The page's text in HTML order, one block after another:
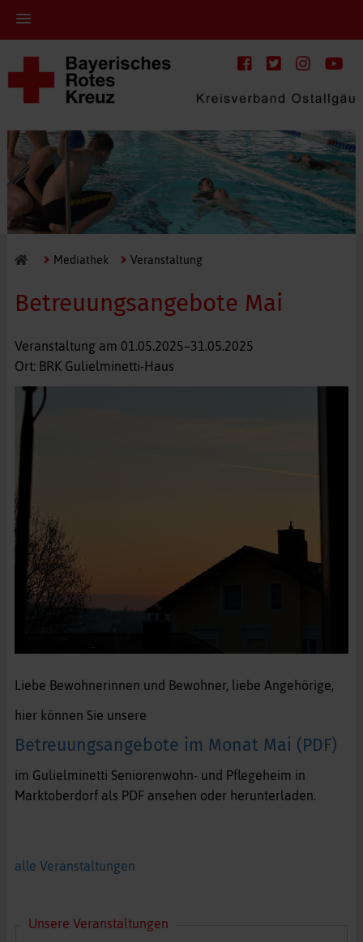
Mediathek Veranstaltung
Betreuungsangebote Mai
Veranstaltung am 01.05.2025–31.05.2025
Ort: BRK Gulielminetti-Haus
Liebe Bewohnerinnen und Bewohner, liebe Angehörige,
hier können Sie unsere
Betreuungsangebote im Monat Mai (PDF)
im Gulielminetti Seniorenwohn- und Pflegeheim in
Marktoberdorf als PDF ansehen oder herunterladen.
alle Veranstaltungen
Unsere Veranstaltungen